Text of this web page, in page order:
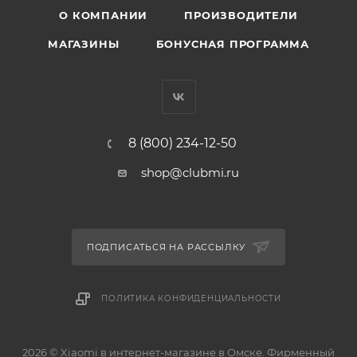
О КОМПАНИИ ПРОИЗВОДИТЕЛИ
МАГАЗИНЫ БОНУСНАЯ ПРОГРАММА
8 (800) 234-12-50
shop@clubmi.ru
ПОДПИСАТЬСЯ НА РАССЫЛКУ
ПОЛИТИКА КОНФИДЕНЦИАЛЬНОСТИ
2026 © Xiaomi в интернет-магазине в Омске. Фирменный